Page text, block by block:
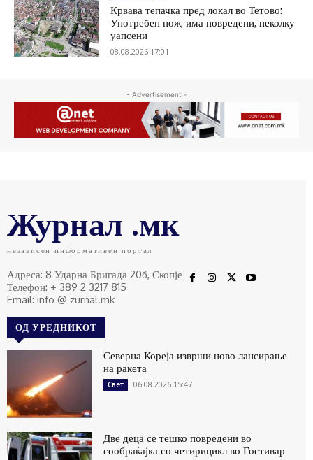
Крвава тепачка пред локал во Тетово:
Употребен нож, има повредени, неколку
уапсени
08.08.2026 17:01
- Advertisement -
Журнал .мк
независен информативен портал
Адреса: 8 Ударна Бригада 20б, Скопје
Телефон: + 389 2 3217 815
Email: info @ zurnal.mk
ОД УРЕДНИКОТ
Северна Кореја изврши ново лансирање
на ракета
Свет 06.08.2026 15:47
Две деца се тешко повредени во
сообраќајка со четирицикл во Гостивар